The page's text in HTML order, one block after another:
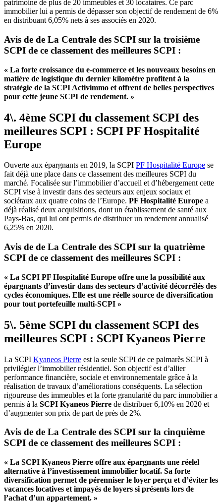
patrimoine de plus de 20 immeubles et 30 locataires. Ce parc
immobilier lui a permis de dépasser son objectif de rendement de 6%
en distribuant 6,05% nets à ses associés en 2020.
Avis de de La Centrale des SCPI sur la troisième
SCPI de ce classement des meilleures SCPI :
« La forte croissance du e-commerce et les nouveaux besoins en
matière de logistique du dernier kilomètre profitent à la
stratégie de la SCPI Activimmo et offrent de belles perspectives
pour cette jeune SCPI de rendement. »
4\. 4ème SCPI du classement SCPI des
meilleures SCPI : SCPI PF Hospitalité
Europe
Ouverte aux épargnants en 2019, la SCPI PF Hospitalité Europe se
fait déjà une place dans ce classement des meilleures SCPI du
marché. Focalisée sur l’immobilier d’accueil et d’hébergement cette
SCPI vise à investir dans des secteurs aux enjeux sociaux et
sociétaux aux quatre coins de l’Europe. PF Hospitalité Europe a
déjà réalisé deux acquisitions, dont un établissement de santé aux
Pays-Bas, qui lui ont permis de distribuer un rendement annualisé
6,25% en 2020.
Avis de de La Centrale des SCPI sur la quatrième
SCPI de ce classement des meilleures SCPI :
« La SCPI PF Hospitalité Europe offre une la possibilité aux
épargnants d’investir dans des secteurs d’activité décorrélés des
cycles économiques. Elle est une réelle source de diversification
pour tout portefeuille multi-SCPI »
5\. 5ème SCPI du classement SCPI des
meilleures SCPI : SCPI Kyaneos Pierre
La SCPI Kyaneos Pierre est la seule SCPI de ce palmarès SCPI à
privilégier l’immobilier résidentiel. Son objectif est d’allier
performance financière, sociale et environnementale grâce à la
réalisation de travaux d’améliorations conséquents. La sélection
rigoureuse des immeubles et la forte granularité du parc immobilier a
permis à la SCPI Kyaneos Pierre de distribuer 6,10% en 2020 et
d’augmenter son prix de part de près de 2%.
Avis de de La Centrale des SCPI sur la cinquième
SCPI de ce classement des meilleures SCPI :
« La SCPI Kyaneos Pierre offre aux épargnants une réelel
alternative à l’investissement immobilier locatif. Sa forte
diversification permet de pérenniser le loyer perçu et d’éviter les
vacances locatives et impayés de loyers si présents lors de
l’achat d’un appartement. »